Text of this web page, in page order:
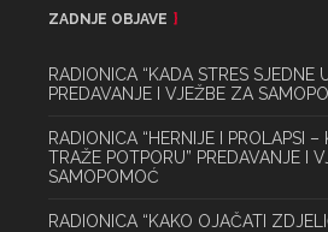
ZADNJE OBJAVE
RADIONICA “KADA STRES SJEDNE
PREDAVANJE I VJEŽBE ZA
RADIONICA “HERNIJE I PROLAPSI –
TRAŽE POTPORU” PREDAVANJE I
SAMOPOMOĆ
RADIONICA “KAKO OJAČATI